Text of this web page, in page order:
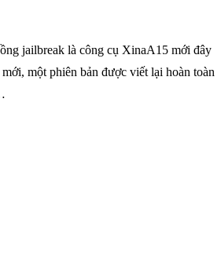
jailbreak là công cụ XinaA15 mới đây
mới, một phiên bản được viết lại hoàn toàn